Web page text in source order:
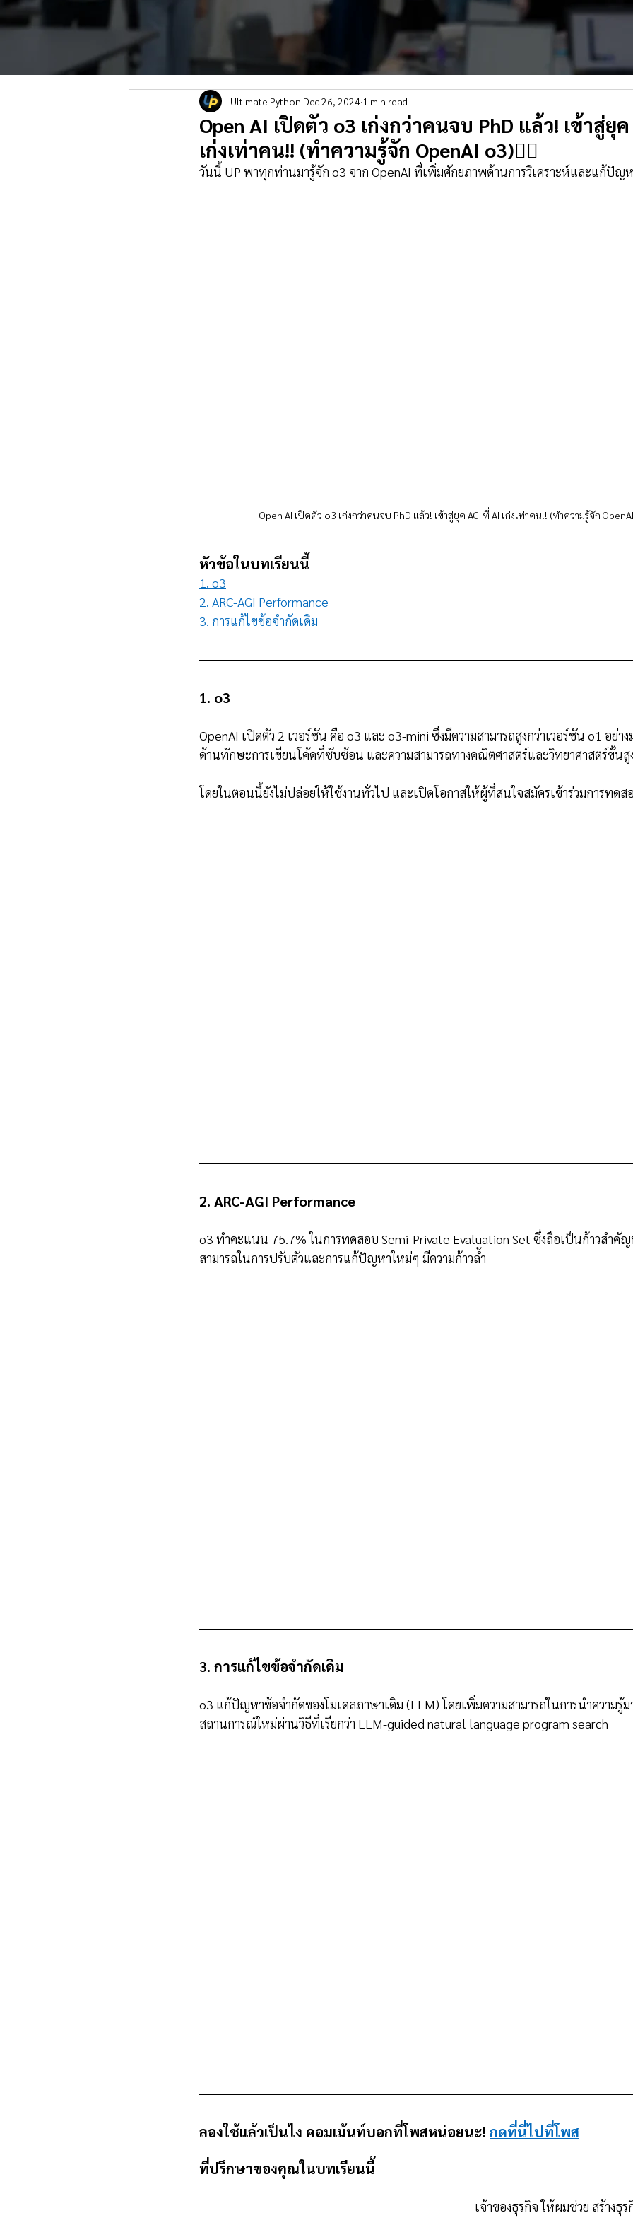
Open AI เปิดตัว o3 เก่งกว่าคนจบ PhD แล้ว! เข้าสู่ยุ
เก่งเท่าคน!! (ทำความรู้จัก OpenAI o3)👇🏻
Ultimate Python Dec 26, 2024 1 min read
วันนี้ UP พาทุกท่านมารู้จัก o3 จาก OpenAI ที่เพิ่มศักยภาพด้านการวิเคราะห์และแก้ปั
Open AI เปิดตัว o3 เก่งกว่าคนจบ PhD แล้ว! เข้าสู่ยุค AGI ที่ AI เก่งเท่าคน!! (ทำความรู้จัก OpenAI
หัวข้อในบทเรียนนี้
1. o3
2. ARC-AGI Performance
3. การแก้ไขข้อจำกัดเดิม
1. o3
OpenAI เปิดตัว 2 เวอร์ชัน คือ o3 และ o3-mini ซึ่งมีความสามารถสูงกว่าเวอร์ชัน o1 อย่า
ด้านทักษะการเขียนโค้ดที่ซับซ้อน และความสามารถทางคณิตศาสตร์และวิทยาศาสตร์ขั้นสู
โดยในตอนนี้ยังไม่ปล่อยให้ใช้งานทั่วไป และเปิดโอกาสให้ผู้ที่สนใจสมัครเข้าร่วมการทดส
2. ARC-AGI Performance
o3 ทำคะแนน 75.7% ในการทดสอบ Semi-Private Evaluation Set ซึ่งถือเป็นก้าวสำคั
สามารถในการปรับตัวและการแก้ปัญหาใหม่ๆ มีความก้าวล้ำ
3. การแก้ไขข้อจำกัดเดิม
o3 แก้ปัญหาข้อจำกัดของโมเดลภาษาเดิม (LLM) โดยเพิ่มความสามารถในการนำความรู้
สถานการณ์ใหม่ผ่านวิธีที่เรียกว่า LLM-guided natural language program search
ลองใช้แล้วเป็นไง คอมเม้นท์บอกที่โพสหน่อยนะ! กดที่นี่ไปที่โพส
ที่ปรึกษาของคุณในบทเรียนนี้
เจ้าของธุรกิจ ให้ผมช่วย สร้างธุ